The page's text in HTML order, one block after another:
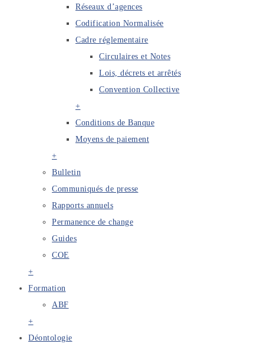
Réseaux d’agences
Codification Normalisée
Cadre réglementaire
Circulaires et Notes
Lois, décrets et arrêtés
Convention Collective
+
Conditions de Banque
Moyens de paiement
+
Bulletin
Communiqués de presse
Rapports annuels
Permanence de change
Guides
COE
+
Formation
ABF
+
Déontologie